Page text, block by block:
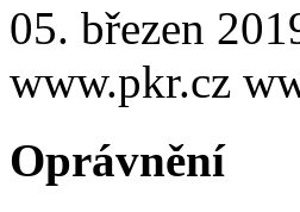
05. březen
www.pkr.cz
Oprávnění